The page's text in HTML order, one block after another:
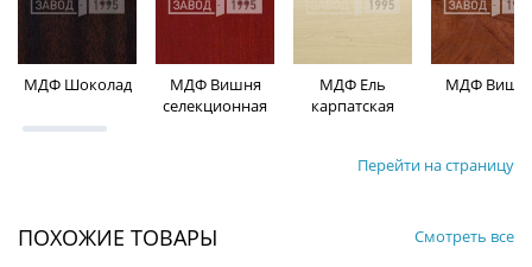
МДФ Шоколад
МДФ Вишня
селекционная
МДФ Ель
карпатская
МДФ
Перейти на страницу
ПОХОЖИЕ ТОВАРЫ Смотреть все